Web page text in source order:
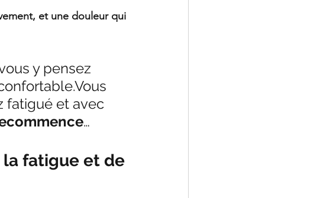
et une douleur qui
y pensez
fatigué et avec
…
la fatigue et de